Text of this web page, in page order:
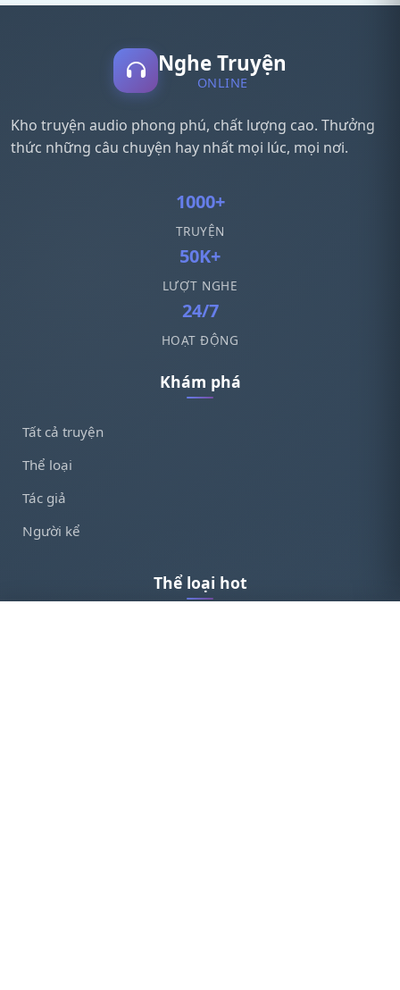
Nghe Truyện
ONLINE
Kho truyện audio phong phú, chất lượng cao. Thưởng
thức những câu chuyện hay nhất mọi lúc, mọi nơi.
1000+
TRUYỆN
50K+
LƯỢT NGHE
24/7
HOẠT ĐỘNG
Khám phá
Tất cả truyện
Thể loại
Tác giả
Người kể
Thể loại hot